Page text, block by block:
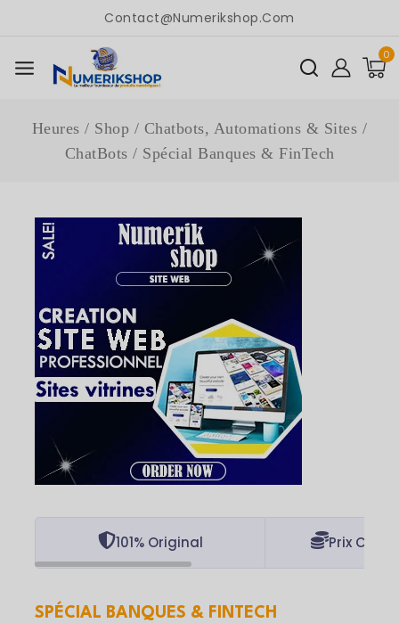
Contact@numerikshop.com
0
Heures / Shop / Chatbots, Automations & Sites /
ChatBots / Spécial Banques & FinTech
101% Original Prix
SPÉCIAL BANQUES & FINTECH